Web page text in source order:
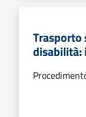
Trasporto
disabilità: